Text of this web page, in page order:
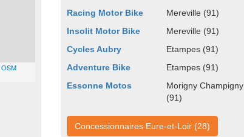
OSM
Racing Motor Bike
Mereville (91)
Insolit Motor Bike
Mereville (91)
Cycles Aubry
Etampes (91)
Adventure Bike
Etampes (91)
Essonne Motos
Morigny Champigny
(91)
Concessionnaires Eure-et-Loir (28)